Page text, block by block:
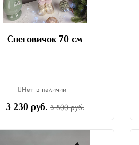
Снеговичок 70 см
Нет в наличии
3 230 руб. 3 800 руб.